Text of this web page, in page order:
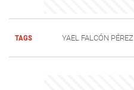
TAGS YAEL FALCÓN PÉREZ